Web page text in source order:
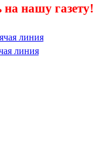
нашу газету!
линия